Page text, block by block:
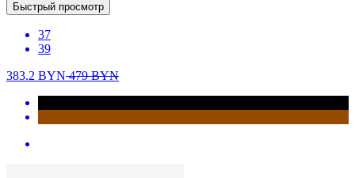
Быстрый просмотр
37
39
383.2 BYN479BYN